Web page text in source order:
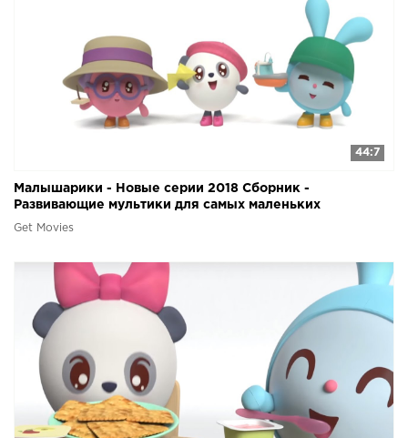
44:7
Малышарики - Новые серии 2018 Сборник -
Развивающие мультики для самых маленьких
Get Movies